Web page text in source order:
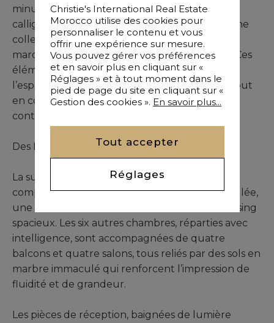
minutieuse d’œuvres d’art oriental, de
calligraphies islamiques et berbères, ainsi qu’une
collection exclusive d’objets traditionnels
marocains (disponibles à l’achat séparément). Ces
éléments, intégrés avec subtilité, enrichissent
l’espace d’une dimension culturelle unique, tout
en conservant une esthétique résolument
contemporaine.
Des Espaces de Vie Lumineux & Fonctionnels
La suite principale, un véritable havre de paix,
comprend un salon privé, une terrasse ensoleillée,
une salle de bains en marbre blanc et un dressing
spacieux. Les six autres chambres, réparties avec
intelligence, sont accompagnées de quatre
balcons et quatre salons, tous reliés par des sols en
marbre immaculé qui renforcent l’impression de
fluidité et de grandeur.
Les pièces de réception, baignées de lumière
Christie's International Real Estate
Morocco utilise des cookies pour
personnaliser le contenu et vous
offrir une expérience sur mesure.
Vous pouvez gérer vos préférences
et en savoir plus en cliquant sur «
Réglages » et à tout moment dans le
pied de page du site en cliquant sur «
Gestion des cookies ». En savoir plus...
Tout accepter
Réglages